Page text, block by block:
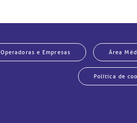
Operadoras e Empresas Área
Política de